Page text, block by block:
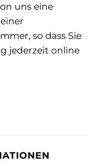
uns eine
so dass Sie
jederzeit online